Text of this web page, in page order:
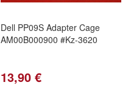
Dell PP09S Adapter Cage
AM00B000900 #Kz-3620
13,90 €